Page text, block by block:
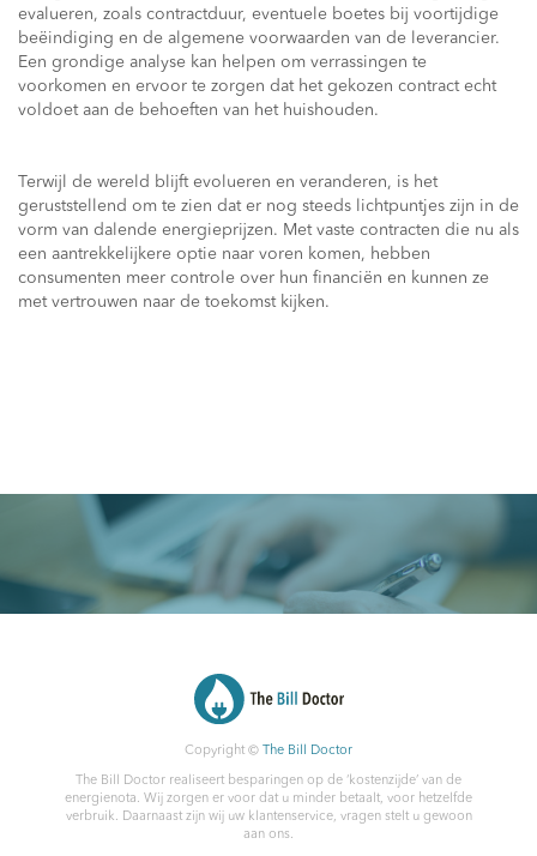
evalueren, zoals contractduur, eventuele boetes bij voortijdige
beëindiging en de algemene voorwaarden van de leverancier.
Een grondige analyse kan helpen om verrassingen te
voorkomen en ervoor te zorgen dat het gekozen contract echt
voldoet aan de behoeften van het huishouden.
Terwijl de wereld blijft evolueren en veranderen, is het
geruststellend om te zien dat er nog steeds lichtpuntjes zijn in de
vorm van dalende energieprijzen. Met vaste contracten die nu als
een aantrekkelijkere optie naar voren komen, hebben
consumenten meer controle over hun financiën en kunnen ze
met vertrouwen naar de toekomst kijken.
Copyright © The Bill Doctor
The Bill Doctor realiseert besparingen op de ‘kostenzijde’ van de
energienota. Wij zorgen er voor dat u minder betaalt, voor hetzelfde
verbruik. Daarnaast zijn wij uw klantenservice, vragen stelt u gewoon
aan ons.